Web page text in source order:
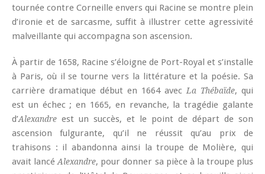
tournée contre Corneille envers qui Racine se montre plein
d’ironie et de sarcasme, suffit à illustrer cette agressivité
malveillante qui accompagna son ascension.
À partir de 1658, Racine s’éloigne de Port-Royal et s’installe
à Paris, où il se tourne vers la littérature et la poésie. Sa
carrière dramatique début en 1664 avec La Thébaïde, qui
est un échec ; en 1665, en revanche, la tragédie galante
d’Alexandre est un succès, et le point de départ de son
ascension fulgurante, qu’il ne réussit qu’au prix de
trahisons : il abandonna ainsi la troupe de Molière, qui
avait lancéAlexandre, pour donner sa pièce à la troupe plus